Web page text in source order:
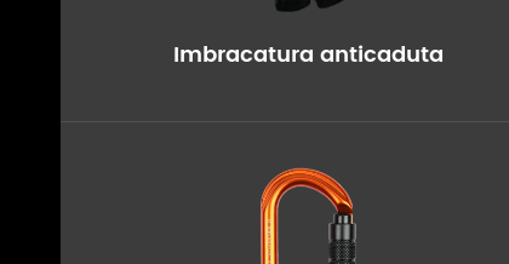
Imbracatura anticaduta